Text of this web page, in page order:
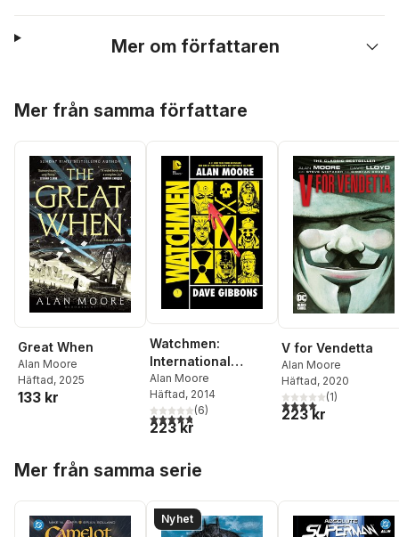
Mer om författaren
Mer från samma författare
Great When
Alan Moore
Häftad, 2025
133 kr
Watchmen:
International
Edition
Alan Moore
Häftad, 2014
4,8utav 5 stjärnor. Totalt antal röster:
(6)
223 kr
V for Vendetta
Alan Moore
Häftad, 2020
4,0utav 5 stjärnor.
(1)
223 kr
Mer från samma serie
Nyhet